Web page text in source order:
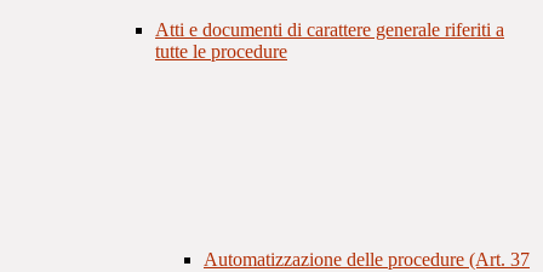
Atti e documenti di carattere generale riferiti a
tutte le procedure
Automatizzazione delle procedure (Art. 37